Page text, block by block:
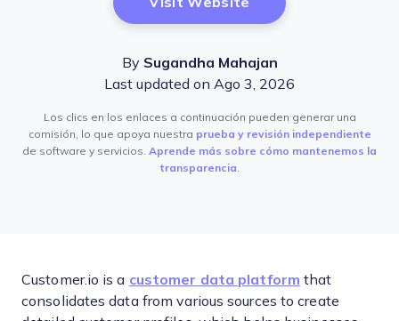
By Sugandha Mahajan
Last updated on Ago 3, 2026
Los clics en los enlaces a continuación pueden generar una
comisión, lo que apoya nuestra prueba y revisión independiente
de software y servicios. Aprende más sobre cómo mantenemos la
transparencia.
Customer.io is a customer data platform that
consolidates data from various sources to create